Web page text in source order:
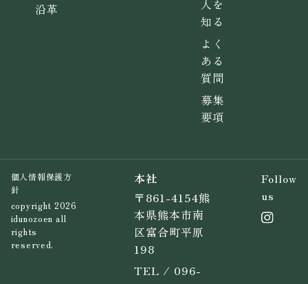
沿革
人を
知る
よく
ある
質問
募集
要項
個人情報保護方
針
copyright 2026
idunozoen all
rights
reserved.
本社
〒861-4154熊
本県熊本市南
区富合町平原
198
TEL / 096-
Follow
us